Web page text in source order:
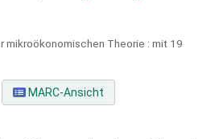
mikroökonomischen Theorie : mit 19
MARC-Ansicht